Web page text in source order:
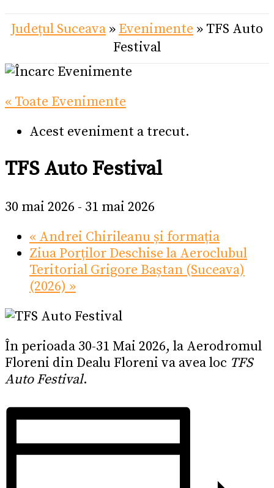
Județul Suceava » Evenimente » TFS Auto
Festival
« Toate Evenimente
Acest eveniment a trecut.
TFS Auto Festival
30 mai 2026 - 31 mai 2026
« Andrei Chirileanu și formația
Ziua Porților Deschise la Aeroclubul
Teritorial Grigore Baștan (Suceava)
(2026) »
În perioada 30-31 Mai 2026, la Aerodromul
Floreni din Dealu Floreni va avea loc TFS
Auto Festival.